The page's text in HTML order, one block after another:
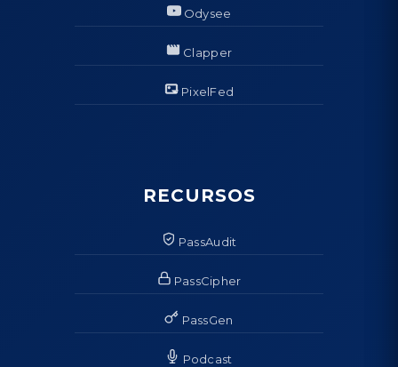
Odysee
Clapper
PixelFed
RECURSOS
PassAudit
PassCipher
PassGen
Podcast